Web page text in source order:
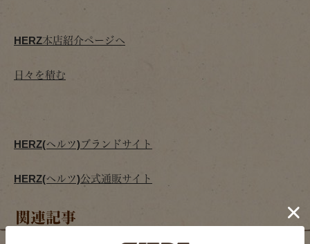
HERZ本店紹介ページへ
日々を積む
HERZ(ヘルツ)ブランドサイト
HERZ(ヘルツ)公式通販サイト
関連記事